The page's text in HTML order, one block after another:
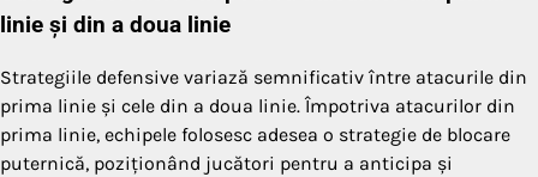
linie și din a doua linie
Strategiile defensive variază semnificativ între atacurile din
prima linie și cele din a doua linie. Împotriva atacurilor din
prima linie, echipele folosesc adesea o strategie de blocare
puternică, poziționând jucători pentru a anticipa și